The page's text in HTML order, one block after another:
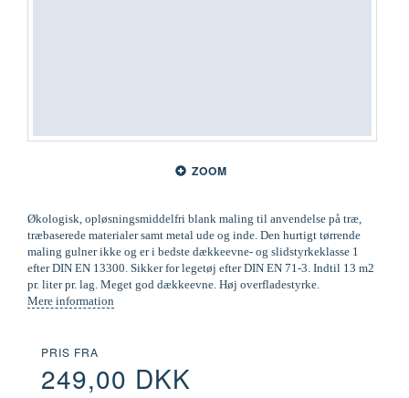
ZOOM
Økologisk, opløsningsmiddelfri blank maling til anvendelse på træ,
træbaserede materialer samt metal ude og inde. Den hurtigt tørrende
maling gulner ikke og er i bedste dækkeevne- og slidstyrkeklasse 1
efter DIN EN 13300. Sikker for legetøj efter DIN EN 71-3. Indtil 13 m2
pr. liter pr. lag. Meget god dækkeevne. Høj overfladestyrke.
Mere information
PRIS FRA
249,00 DKK